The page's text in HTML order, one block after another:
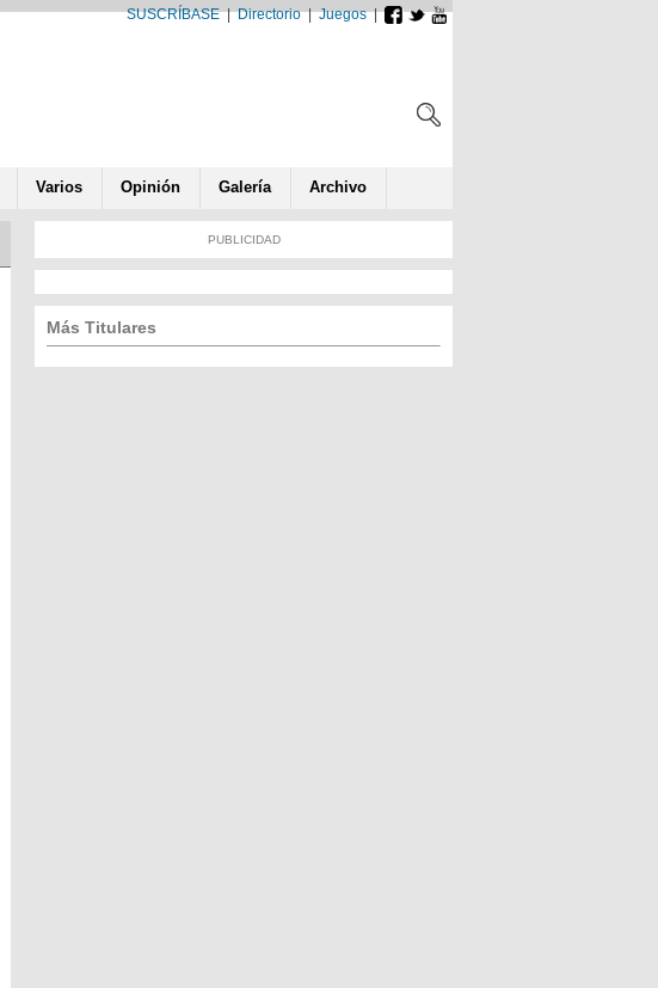
SUSCRÍBASE|Directorio|Juegos|
Varios Opinión Galería Archivo
PUBLICIDAD
Más Titulares